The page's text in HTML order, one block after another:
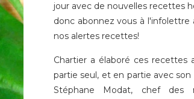
jour avec de nouvelles recettes
donc abonnez vous à l'infolettre
nos alertes recettes!
Chartier a élaboré ces recettes
partie seul, et en partie avec
Stéphane Modat, chef des